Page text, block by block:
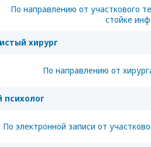
По направлению от участкового
стойке
хирург
По направлению от
психолог
По электронной записи от